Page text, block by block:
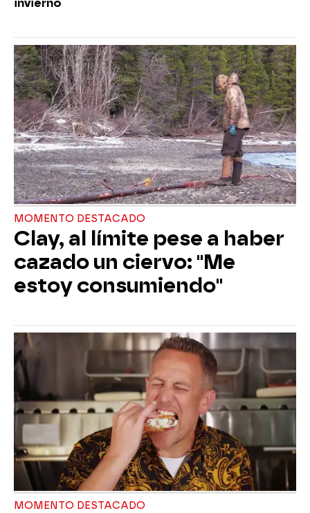
invierno
MOMENTO DESTACADO
Clay, al límite pese a haber
cazado un ciervo: "Me
estoy consumiendo"
MOMENTO DESTACADO